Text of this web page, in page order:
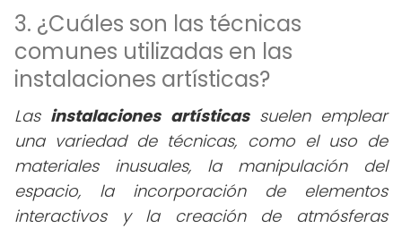
3. ¿Cuáles son las técnicas
comunes utilizadas en las
instalaciones artísticas?
Las instalaciones artísticassuelen emplear
una variedad de técnicas, como el uso de
materiales inusuales, la manipulación del
espacio, la incorporación de elementos
interactivos y la creación de atmósferas